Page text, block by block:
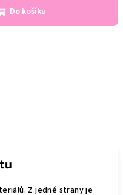
Do košíku
Z jedné strany je